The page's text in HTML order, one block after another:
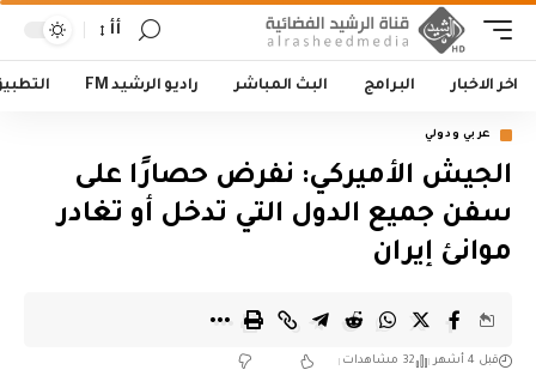
أأ
اخر الاخبار البرامج البث المباشر راديو الرشيد FM
عربي ودولي
‏الجيش الأميركي: نفرض حصارًا على
سفن جميع الدول التي تدخل أو تغادر
موانئ إيران
قبل 4 أشهر 32 مشاهدات